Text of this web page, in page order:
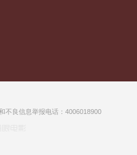
不良信息举报电话：4006018900